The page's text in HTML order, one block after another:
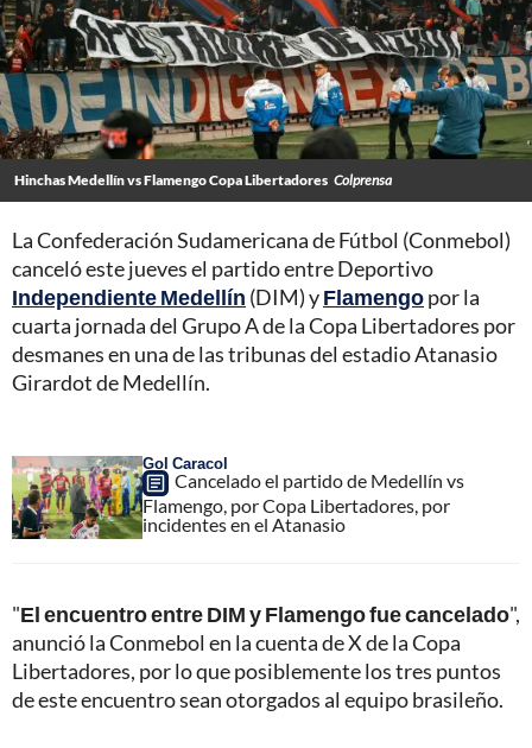
Hinchas Medellín vs Flamengo Copa Libertadores Colprensa
La Confederación Sudamericana de Fútbol (Conmebol)
canceló este jueves el partido entre Deportivo
Independiente Medellín (DIM) yFlamengopor la
cuarta jornada del Grupo A de la Copa Libertadores por
desmanes en una de las tribunas del estadio Atanasio
Girardot de Medellín.
Gol Caracol
Cancelado el partido de Medellín vs
Flamengo, por Copa Libertadores, por
incidentes en el Atanasio
"El encuentro entre DIM y Flamengo fue cancelado",
anunció la Conmebol en la cuenta de X de la Copa
Libertadores, por lo que posiblemente los tres puntos
de este encuentro sean otorgados al equipo brasileño.